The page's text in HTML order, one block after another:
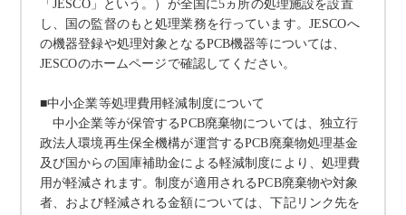
「JESCO」という。）が全国に5 ヵ所の処理施設を設置
し、国の監督のもと処理業務を行っています。 JESCOへ
の機器登録や処理対象となるPCB機器等については、
JESCOのホームページで確認してください。
■中小企業等処理費用軽減制度について
中小企業等が保管するPCB廃棄物については、独立行
政法人環境再生保全機構が運営するPCB廃棄物処理基金
及び国からの国庫補助金による軽減制度により、処理費
用が軽減されます。制度が適用されるPCB廃棄物や対象
者、および軽減される金額については、下記リンク先を